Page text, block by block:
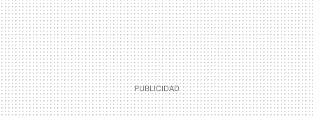
MAIL